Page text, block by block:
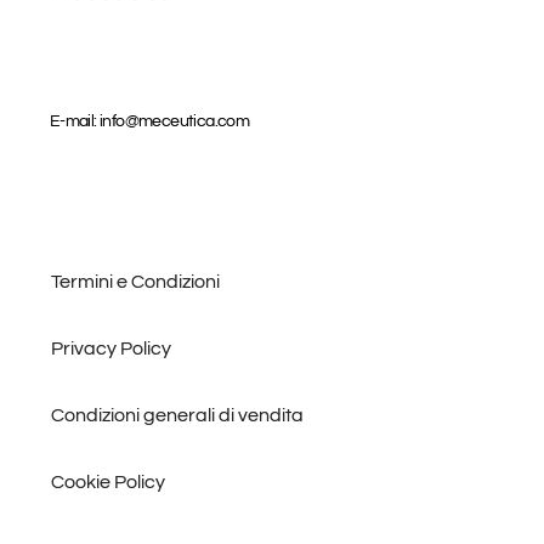
E-mail: info@meceutica.com
Termini e Condizioni
Privacy Policy
Condizioni generali di vendita
Cookie Policy